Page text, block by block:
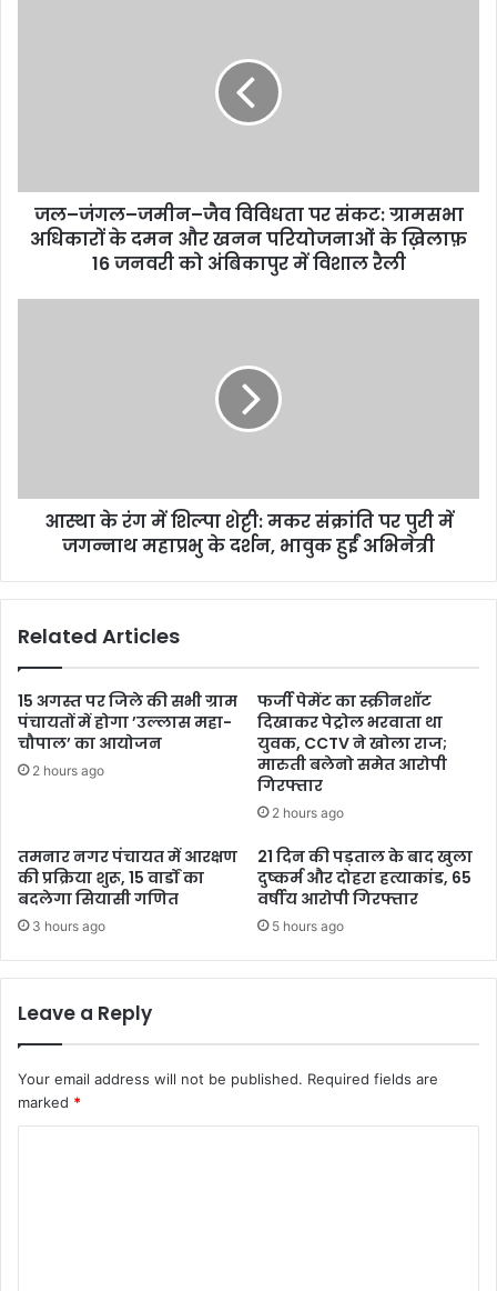
जल–जंगल–जमीन–जैव विविधता पर संकट: ग्रामसभा
अधिकारों के दमन और खनन परियोजनाओं के ख़िलाफ़
16 जनवरी को अंबिकापुर में विशाल रैली
आस्था के रंग में शिल्पा शेट्टी: मकर संक्रांति पर पुरी में
जगन्नाथ महाप्रभु के दर्शन, भावुक हुईं अभिनेत्री
Related Articles
15 अगस्त पर जिले की सभी ग्राम
पंचायतों में होगा ’उल्लास महा-
चौपाल’ का आयोजन
2 hours ago
फर्जी पेमेंट का स्क्रीनशॉट
दिखाकर पेट्रोल भरवाता था
युवक, CCTV ने खोला राज;
मारुती बलेनो समेत आरोपी
गिरफ्तार
2 hours ago
तमनार नगर पंचायत में आरक्षण
की प्रक्रिया शुरू, 15 वार्डों का
बदलेगा सियासी गणित
3 hours ago
21 दिन की पड़ताल के बाद खुला
दुष्कर्म और दोहरा हत्याकांड, 65
वर्षीय आरोपी गिरफ्तार
5 hours ago
Leave a Reply
Your email address will not be published. Required fields are
marked *